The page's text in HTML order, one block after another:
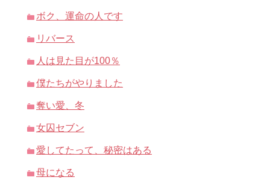
ボク、運命の人です
リバース
人は見た目が100％
僕たちがやりました
奪い愛、冬
女囚セブン
愛してたって、秘密はある
母になる